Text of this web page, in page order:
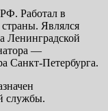
Работал в
Являлся
Ленинградской
—
Санкт-Петербурга.
службы.